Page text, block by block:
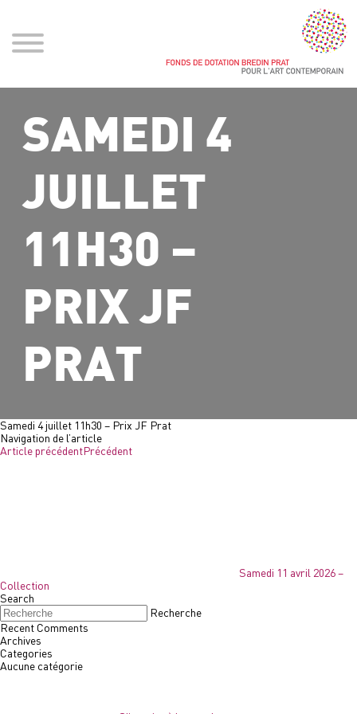
SAMEDI 4
JUILLET
11H30 –
PRIX JF
PRAT
Samedi 4 juillet 11h30 – Prix JF Prat
Navigation de l’article
Article précédentPrécédent
Samedi 11 avril 2026 –
Collection
Search
Recherche
Recent Comments
Archives
Categories
Aucune catégorie